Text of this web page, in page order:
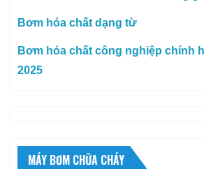
Bơm hóa chất dạng từ
Bơm hóa chất công nghiệp chính
2025
MÁY BƠM CHỮA CHÁY